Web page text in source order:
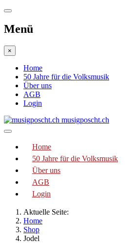
Menü
×
Home
50 Jahre für die Volksmusik
Über uns
AGB
Login
musigposcht.ch
Home
50 Jahre für die Volksmusik
Über uns
AGB
Login
Aktuelle Seite:
Home
Shop
Jodel